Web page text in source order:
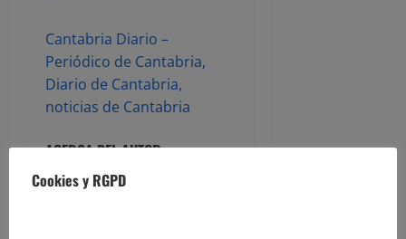
Cantabria Diario –
Periódico de Cantabria,
Diario de Cantabria,
noticias de Cantabria
ACERCA DEL AUTOR
Cookies y RGPD